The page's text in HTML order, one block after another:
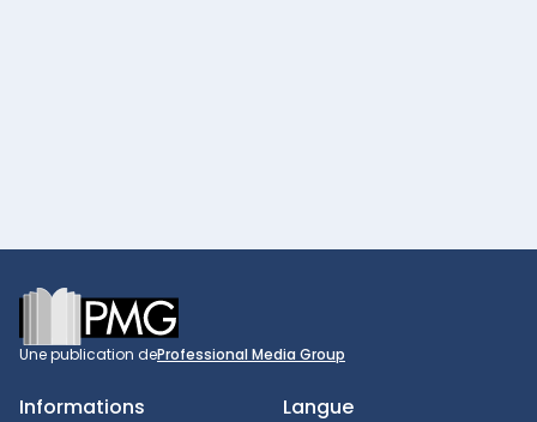
Footer
Une publication deProfessional Media Group
Informations Langue